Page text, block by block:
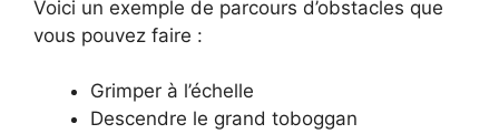
Voici un exemple de parcours d’obstacles que
vous pouvez faire :
Grimper à l’échelle
Descendre le grand toboggan